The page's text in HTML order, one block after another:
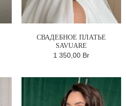
СВАДЕБНОЕ ПЛАТЬЕ
SAVUARE
1 350,00 Br